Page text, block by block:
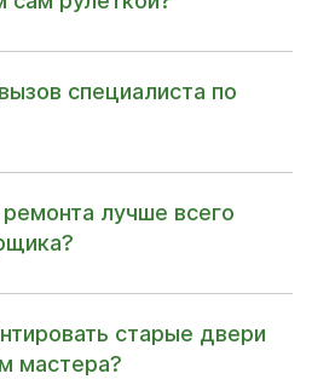
специалиста по
лучше всего
старые двери
мастера?